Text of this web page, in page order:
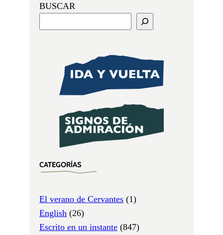
BUSCAR
CATEGORÍAS
El verano de Cervantes (1)
English (26)
Escrito en un instante (847)